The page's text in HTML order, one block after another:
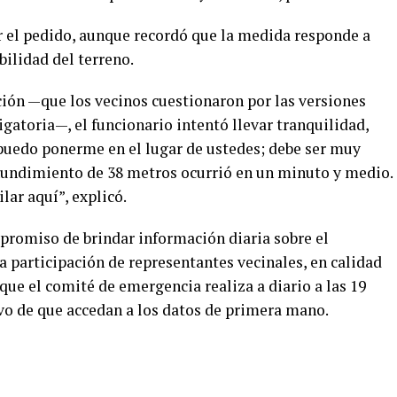
pedido, aunque recordó que la medida responde a
del terreno.
—que los vecinos cuestionaron por las versiones
el funcionario intentó llevar tranquilidad,
ponerme en el lugar de ustedes; debe ser muy
de 38 metros ocurrió en un minuto y medio.
aquí”, explicó.
de brindar información diaria sobre el
participación de representantes vecinales, en calidad
el comité de emergencia realiza a diario a las 19
de que accedan a los datos de primera mano.